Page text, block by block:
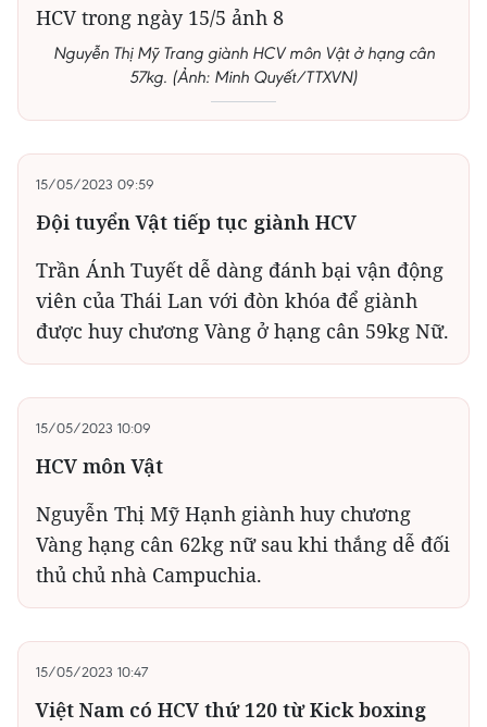
Nguyễn Thị Mỹ Trang giành HCV môn Vật ở hạng cân
57kg. (Ảnh: Minh Quyết/TTXVN)
15/05/2023 09:59
Đội tuyển Vật tiếp tục giành HCV
Trần Ánh Tuyết dễ dàng đánh bại vận động
viên của Thái Lan với đòn khóa để giành
được huy chương Vàng ở hạng cân 59kg Nữ.
15/05/2023 10:09
HCV môn Vật
Nguyễn Thị Mỹ Hạnh giành huy chương
Vàng hạng cân 62kg nữ sau khi thắng dễ đối
thủ chủ nhà Campuchia.
15/05/2023 10:47
Việt Nam có HCV thứ 120 từ Kick boxing